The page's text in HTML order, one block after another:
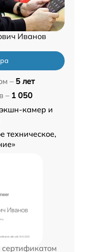
Иванов
– 5 лет
– 1 050
камер и
техническое,